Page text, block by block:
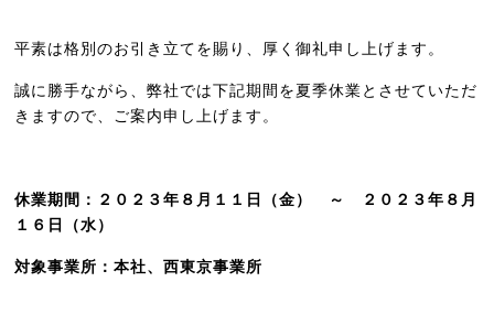
平素は格別のお引き立てを賜り、厚く御礼申し上げます。
誠に勝手ながら、弊社では下記期間を夏季休業とさせていただ
きますので、ご案内申し上げます。
休業期間：２０２３年８月１１日（金） ～ ２０２３年８月
１６日（水）
対象事業所：本社、西東京事業所